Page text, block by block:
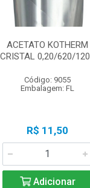
ACETATO KOTHERM
CRISTAL 0,20/620/
Código: 9055
Embalagem: FL
R$ 11,50
Adicionar